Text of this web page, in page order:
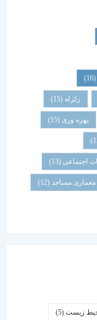
(15)
(13)
مساجد(12)
(5)